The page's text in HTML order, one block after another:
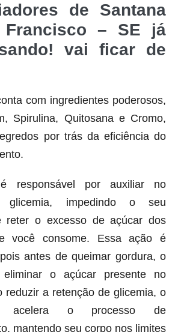
de Santana
– SE já
vai ficar de
com ingredientes poderosos,
Spirulina, Quitosana e Cromo,
por trás da eficiência do
responsável por auxiliar no
glicemia, impedindo o seu
reter o excesso de açúcar dos
você consome. Essa ação é
antes de queimar gordura, o
o açúcar presente no
reduzir a retenção de glicemia, o
acelera o processo de
mantendo seu corpo nos limites